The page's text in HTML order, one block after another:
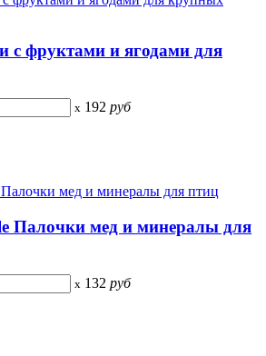
с фруктами и ягодами для
x 192 руб
Палочки мед и минералы для
x 132 руб